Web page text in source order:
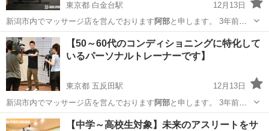
東京都 白金台駅
12月13日
新潟市内でマッサージ店を営んでおります 阿部と申します。 3年前よ
り出張でト…
東京 港区 白金台駅 スポーツ 60代
【50～60代のコンディショニングに特化して
いるパーソナルトレーナーです】
東京都 五反田駅
12月13日
新潟市内でマッサージ店を営んでおります 阿部と申します。 3年前よ
り出張でト…
東京 品川区 五反田駅 スポーツ 60代
【中学～高校生対象】未来のアスリートをサ